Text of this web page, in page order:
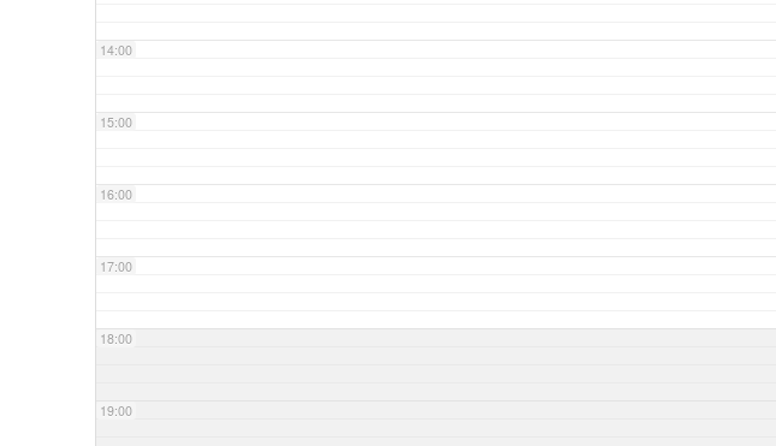
14:00
15:00
16:00
17:00
18:00
19:00